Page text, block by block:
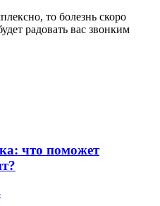
то болезнь скоро
радовать вас звонким
что поможет